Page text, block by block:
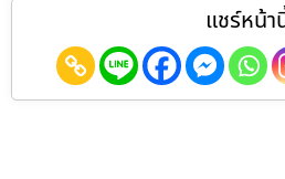
แชร์หน้า